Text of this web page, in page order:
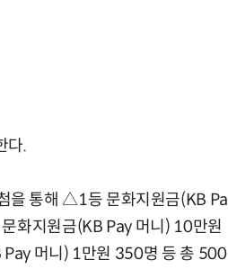
다.
을 통해 △1등 문화지원금(KB Pa
화지원금(KB Pay 머니) 10만원
머니) 1만원 350명 등 총 500